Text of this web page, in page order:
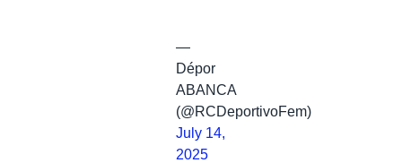
—
Dépor
ABANCA
(@RCDeportivoFem)
July 14,
2025